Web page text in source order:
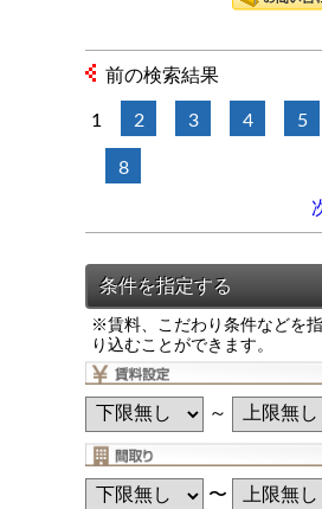
前の検索結果
1 2 3 4 5
8
※賃料、こだわり条件などを
り込むことができます。
～
〜